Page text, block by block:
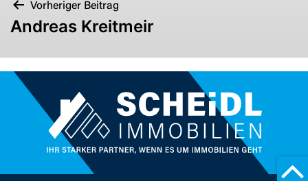
BEITRAGSNAVIGATION
Vorheriger Beitrag
Andreas Kreitmeir